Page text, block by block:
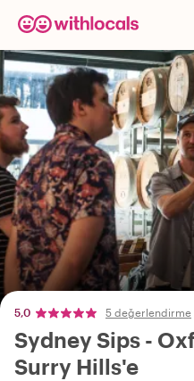
5,0 5 değerlendirme
Sydney Sips -
Surry Hills'e